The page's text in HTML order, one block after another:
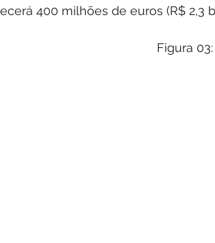
400 milhões de euros (R$ 2,3
Figura